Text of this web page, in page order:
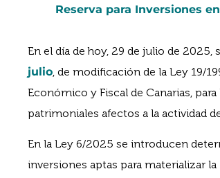
Reserva para Inversiones
En el día de hoy, 29 de julio de 2025,
julio, de modificación de la Ley 19/
Económico y Fiscal de Canarias,
patrimoniales afectos a la actividad
En la Ley 6/2025 se introducen
inversiones aptas para materializar la